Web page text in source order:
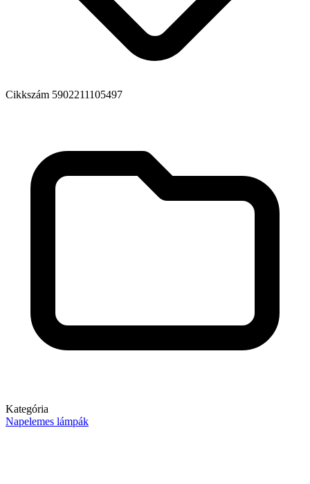
Cikkszám 5902211105497
Kategória
Napelemes lámpák